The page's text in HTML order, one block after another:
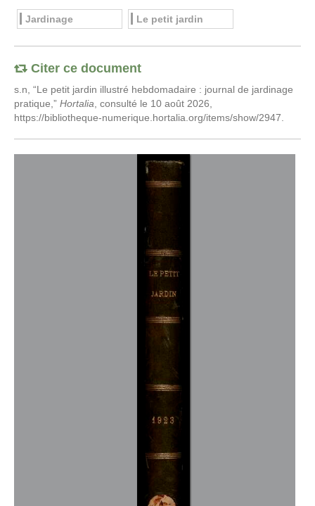
Jardinage Le petit jardin
Citer ce document
s.n, “Le petit jardin illustré hebdomadaire : journal de jardinage
pratique,” Hortalia , consulté le 10 août 2026,
https://bibliotheque-numerique.hortalia.org/items/show/2947